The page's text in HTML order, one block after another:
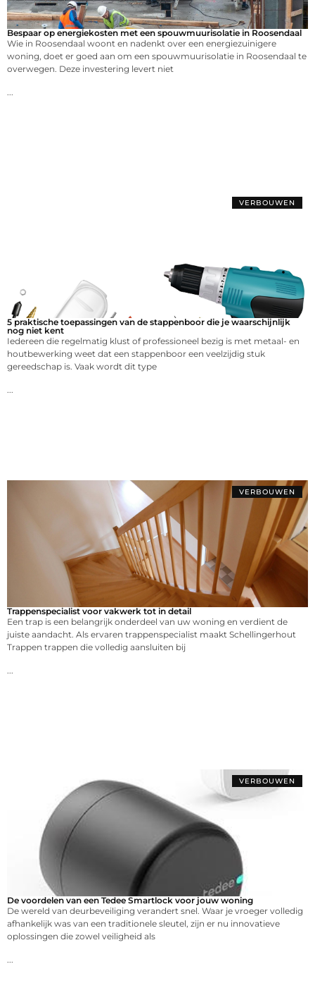
Bespaar op energiekosten met een spouwmuurisolatie in Roosendaal
Wie in Roosendaal woont en nadenkt over een energiezuinigere
woning, doet er goed aan om een spouwmuurisolatie in Roosendaal te
overwegen. Deze investering levert niet
VERBOUWEN
5 praktische toepassingen van de stappenboor die je waarschijnlijk
nog niet kent
Iedereen die regelmatig klust of professioneel bezig is met metaal- en
houtbewerking weet dat een stappenboor een veelzijdig stuk
gereedschap is. Vaak wordt dit type
VERBOUWEN
Trappenspecialist voor vakwerk tot in detail
Een trap is een belangrijk onderdeel van uw woning en verdient de
juiste aandacht. Als ervaren trappenspecialist maakt Schellingerhout
Trappen trappen die volledig aansluiten bij
VERBOUWEN
De voordelen van een Tedee Smartlock voor jouw woning
De wereld van deurbeveiliging verandert snel. Waar je vroeger volledig
afhankelijk was van een traditionele sleutel, zijn er nu innovatieve
oplossingen die zowel veiligheid als